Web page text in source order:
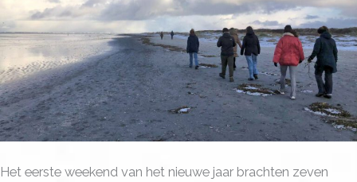
Het eerste weekend van het nieuwe jaar brachten zeven